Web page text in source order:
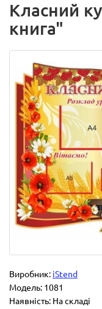
Класний
книга"
Виробник: iStend
Модель: 1081
Наявність: На складі